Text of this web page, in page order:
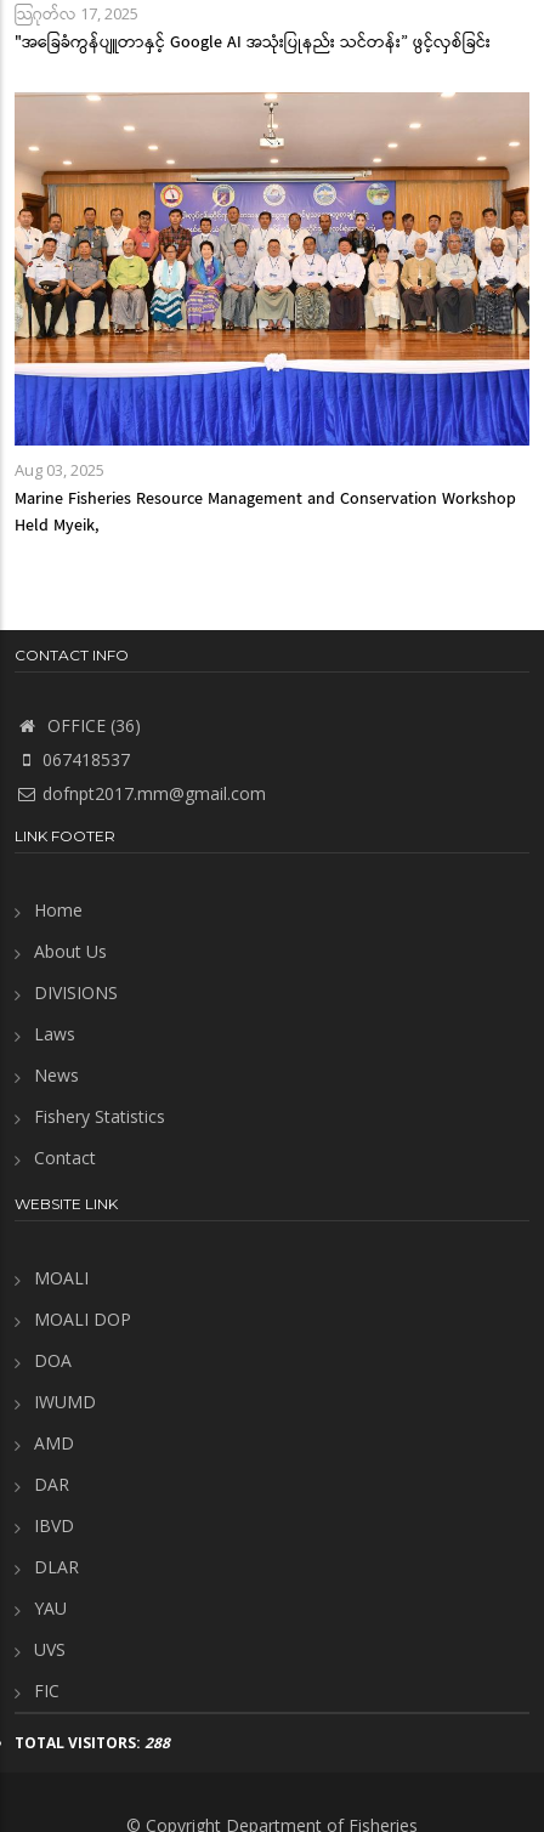
သြဂုတ်လ 17, 2025
"အခြေခံကွန်ပျူတာနှင့် Google AI အသုံးပြုနည်း သင်တန်း” ဖွင့်လှစ်ခြင်း
Aug 03, 2025
Marine Fisheries Resource Management and Conservation Workshop
Held Myeik,
CONTACT INFO
OFFICE (36)
067418537
dofnpt2017.mm@gmail.com
LINK FOOTER
Home
About Us
DIVISIONS
Laws
News
Fishery Statistics
Contact
WEBSITE LINK
MOALI
MOALI DOP
DOA
IWUMD
AMD
DAR
IBVD
DLAR
YAU
UVS
FIC
TOTAL VISITORS: 288
© Copyright Department of Fisheries